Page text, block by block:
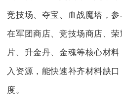
竞技场、夺宝、血战魔塔，参
在军团商店、竞技场商店、
片、升金丹、金魂等核心材
入资源，能快速补齐材料缺
度。